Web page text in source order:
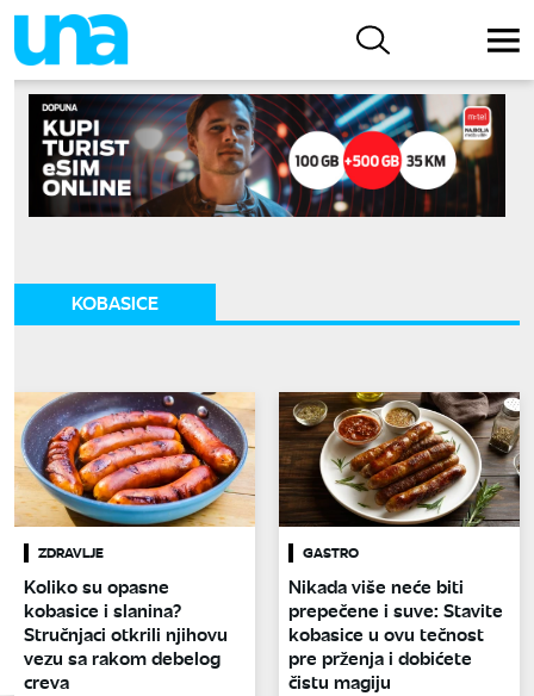
KOBASICE
ZDRAVLJE
Koliko su opasne
kobasice i slanina?
Stručnjaci otkrili njihovu
vezu sa rakom debelog
creva
GASTRO
Nikada više neće biti
prepečene i suve: Stavite
kobasice u ovu tečnost
pre prženja i dobićete
čistu magiju